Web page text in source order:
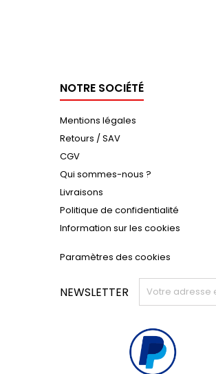
NOTRE SOCIÉTÉ
Mentions légales
Retours / SAV
CGV
Qui sommes-nous ?
Livraisons
Politique de confidentialité
Information sur les cookies
Paramètres des cookies
NEWSLETTER